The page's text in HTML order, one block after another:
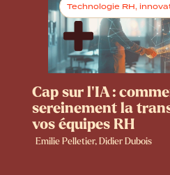
Technologie RH,
Cap sur l’IA :
sereinement la
vos équipes RH
Emilie Pelletier, Didier Dubois